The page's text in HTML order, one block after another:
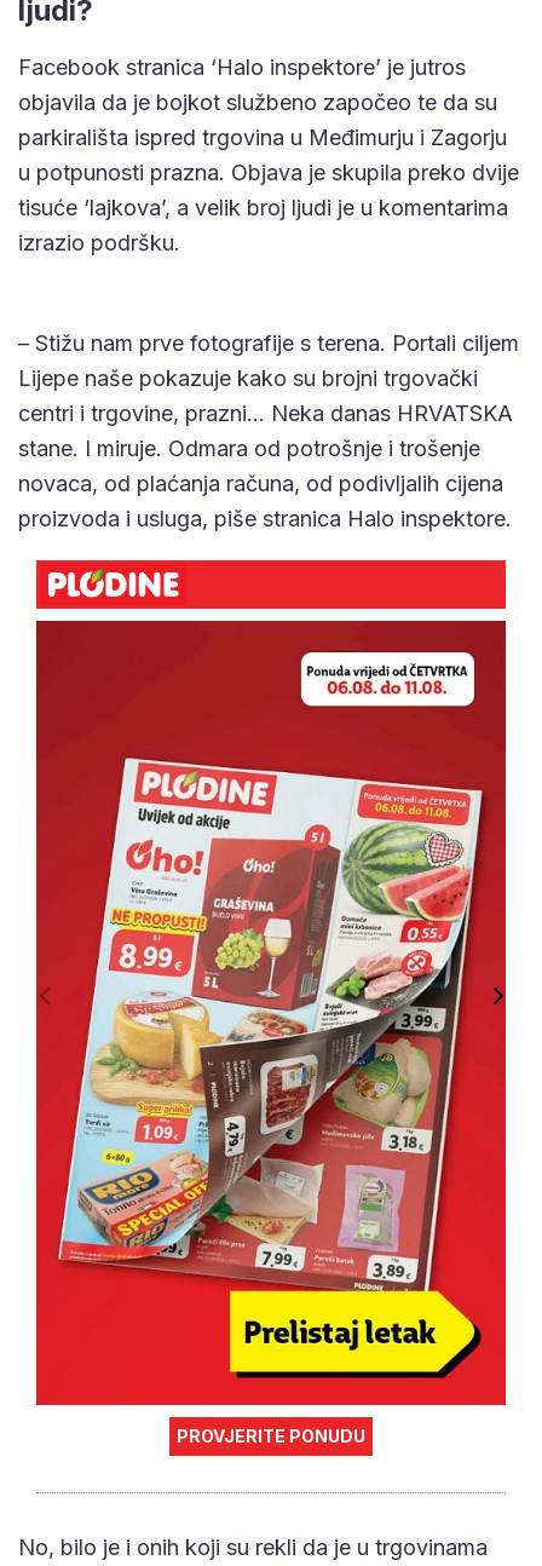
ljudi?
Facebook stranica ‘Halo inspektore’ je jutros
objavila da je bojkot službeno započeo te da su
parkirališta ispred trgovina u Međimurju i Zagorju
u potpunosti prazna. Objava je skupila preko dvije
tisuće ‘lajkova’, a velik broj ljudi je u komentarima
izrazio podršku.
– Stižu nam prve fotografije s terena. Portali ciljem
Lijepe naše pokazuje kako su brojni trgovački
centri i trgovine, prazni… Neka danas HRVATSKA
stane. I miruje. Odmara od potrošnje i trošenje
novaca, od plaćanja računa, od podivljalih cijena
proizvoda i usluga, piše stranica Halo inspektore.
PROVJERITE PONUDU
No, bilo je i onih koji su rekli da je u trgovinama